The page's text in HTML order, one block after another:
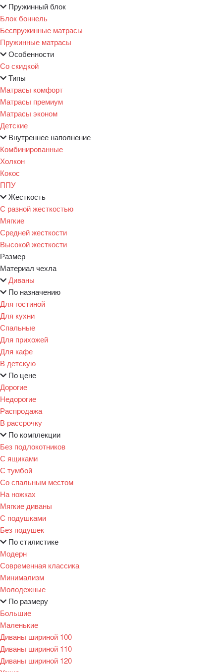
Пружинный блок
Блок боннель
Беспружинные матрасы
Пружинные матрасы
Особенности
Со скидкой
Типы
Матрасы комфорт
Матрасы премиум
Матрасы эконом
Детские
Внутреннее наполнение
Комбинированные
Холкон
Кокос
ППУ
Жесткость
С разной жесткостью
Мягкие
Средней жесткости
Высокой жесткости
Размер
Материал чехла
Диваны
По назначению
Для гостиной
Для кухни
Спальные
Для прихожей
Для кафе
В детскую
По цене
Дорогие
Недорогие
Распродажа
В рассрочку
По комплекции
Без подлокотников
С ящиками
С тумбой
Со спальным местом
На ножках
Мягкие диваны
С подушками
Без подушек
По стилистике
Модерн
Современная классика
Минимализм
Молодежные
По размеру
Большие
Маленькие
Диваны шириной 100
Диваны шириной 110
Диваны шириной 120